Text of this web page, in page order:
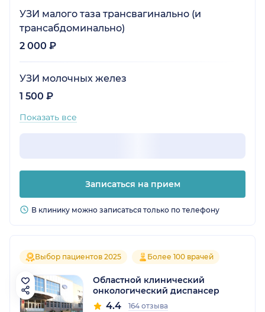
УЗИ малого таза трансвагинально (и
трансабдоминально)
2 000 ₽
УЗИ молочных желез
1 500 ₽
Показать все
Записаться на прием
В клинику можно записаться только по телефону
Выбор пациентов 2025 Более 100 врачей
Областной клинический
онкологический диспансер
4.4 164 отзыва